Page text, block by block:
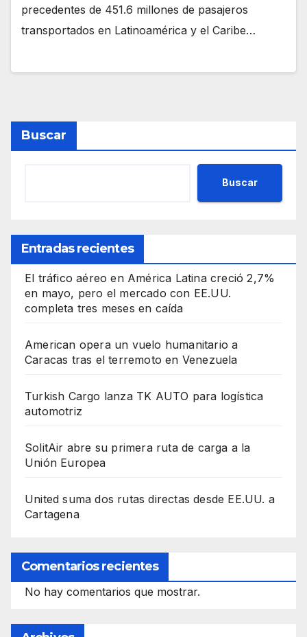
precedentes de 451.6 millones de pasajeros
transportados en Latinoamérica y el Caribe…
Buscar
Buscar
Entradas recientes
El tráfico aéreo en América Latina creció 2,7%
en mayo, pero el mercado con EE.UU.
completa tres meses en caída
American opera un vuelo humanitario a
Caracas tras el terremoto en Venezuela
Turkish Cargo lanza TK AUTO para logística
automotriz
SolitAir abre su primera ruta de carga a la
Unión Europea
United suma dos rutas directas desde EE.UU. a
Cartagena
Comentarios recientes
No hay comentarios que mostrar.